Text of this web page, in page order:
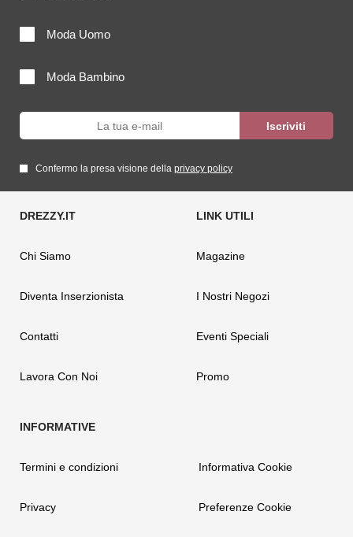
Moda Uomo
Moda Bambino
Confermo la presa visione della privacy policy
Chi Siamo
Diventa Inserzionista
Contatti
Lavora Con Noi
Magazine
I Nostri Negozi
Eventi Speciali
Promo
Termini e condizioni
Privacy
Informativa Cookie
Preferenze Cookie